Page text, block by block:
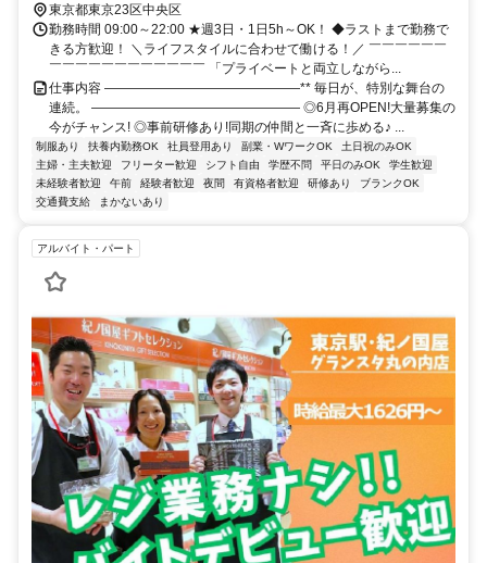
A6口徒歩約16分 ■JR「東京駅」徒歩5分●東京メトロ 銀座線・東西線
「日本橋駅」直結●都営地下鉄 浅草線「日本橋駅」徒歩4分
東京都東京23区中央区
勤務時間 09:00～22:00 ★週3日・1日5h～OK！ ◆ラストまで勤務で
きる方歓迎！ ＼ライフスタイルに合わせて働ける！／ ￣￣￣￣￣￣
￣￣￣￣￣￣￣￣￣￣￣￣ 「プライベートと両立しながら...
仕事内容 ―――――――――――――――** 毎日が、特別な舞台の
連続。 ―――――――――――――――― ◎6月再OPEN!大量募集の
今がチャンス! ◎事前研修あり!同期の仲間と一斉に歩める♪ ...
制服あり 扶養内勤務OK 社員登用あり 副業・WワークOK
土日祝のみOK
主婦・主夫歓迎
フリーター歓迎 シフト自由 学歴不問 平日のみOK
学生歓迎
未経験者歓迎
午前 経験者歓迎 夜間 有資格者歓迎 研修あり
ブランクOK
交通費支給
まかないあり
アルバイト・パート